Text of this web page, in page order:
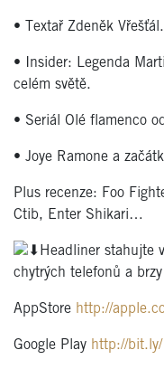
• Textař Zdeněk Vřešťál.
• Insider: Legenda
celém světě.
• Seriál Olé flamenco
• Joye Ramone a
Plus recenze: Foo
Ctib, Enter Shikari…
Headliner stahujte
chytrých telefonů a
AppStore http://
Google Play http://